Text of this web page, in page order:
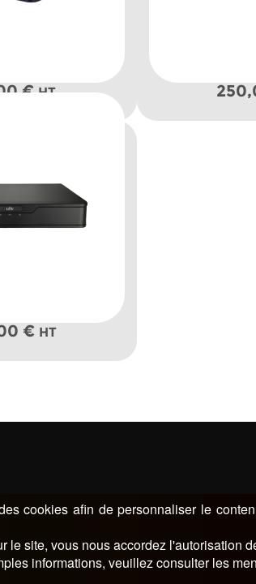
€ HT
€ HT
cookies afin de personnaliser le
le site, vous nous accordez l'autorisation
informations, veuillez consulter les